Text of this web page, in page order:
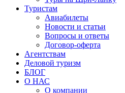
Туристам
Авиабилеты
Новости и статьи
Вопросы и ответы
Договор-оферта
Агентствам
Деловой туризм
БЛОГ
О НАС
О компании